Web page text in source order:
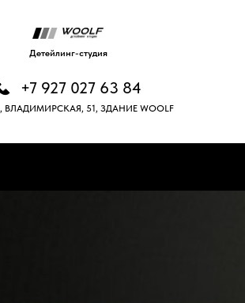
Детейлинг-студия
+7 927 027 63 84
ВЛАДИМИРСКАЯ, 51, ЗДАНИЕ WOOLF